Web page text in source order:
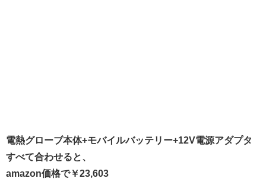
電熱グローブ本体+モバイルバッテリー+12V電源アダプタ
すべて合わせると、
amazon価格で￥23,603